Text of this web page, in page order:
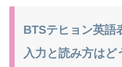
BTSテヒョン英語
入力と読み方はど